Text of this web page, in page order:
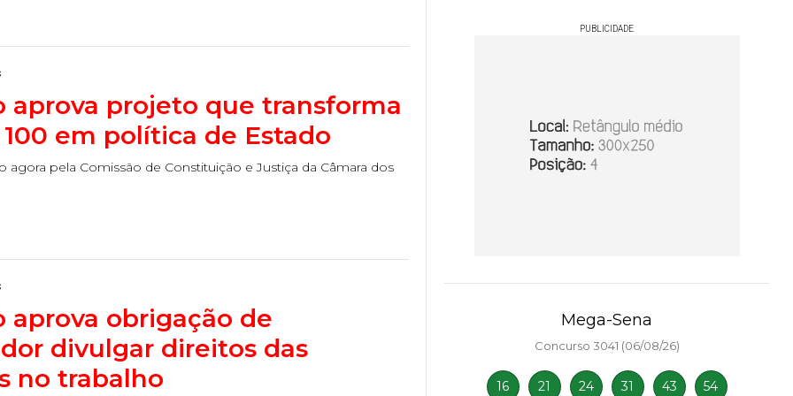
aprova projeto que transforma
em política de Estado
agora pela Comissão de Constituição e Justiça da Câmara dos
aprova obrigação de
divulgar direitos das
no trabalho
PUBLICIDADE
26)
26 27
Duplasena
Concurso 2993 (07/08/26)
Mega-Sena
Concurso 3041 (06/08/26)
16 21 24 31 43 54